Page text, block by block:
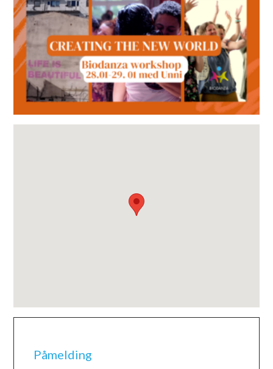
Påmelding